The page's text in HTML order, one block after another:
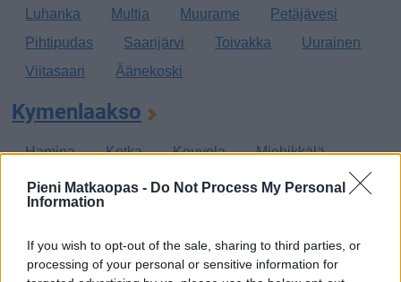
Pieni Matkaopas - Do Not Process My Personal
Information
If you wish to opt-out of the sale, sharing to third parties, or
processing of your personal or sensitive information for
Luhanka
Multia Muurame
Petäjävesi
Pihtipudas
Saarijärvi Toivakka
Uurainen
Viitasaari
Äänekoski
Kymenlaakso
Hamina Kotka Kouvola
Miehikkälä
Pyhtää
Virolahti
Enontekiö Inari Kemi Kemijärvi